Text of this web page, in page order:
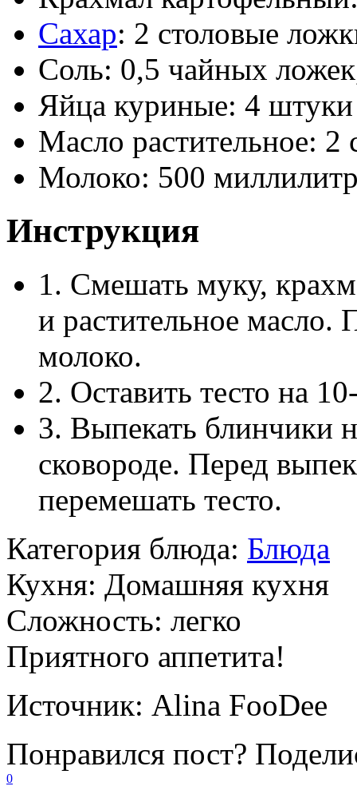
Сахар: 2 столовые
Соль: 0,5 чайных
Яйца куриные: 4 штуки
Масло растительное: 2
Молоко: 500
Инструкция
1. Смешать муку,
и растительное масло.
молоко.
2. Оставить тесто на
3. Выпекать блинчики
сковороде. Перед
перемешать тесто.
Категория блюда: Блюда
Кухня: Домашняя кухня
Сложность: легко
Приятного аппетита!
Источник: Alina FooDee
Понравился пост?
0